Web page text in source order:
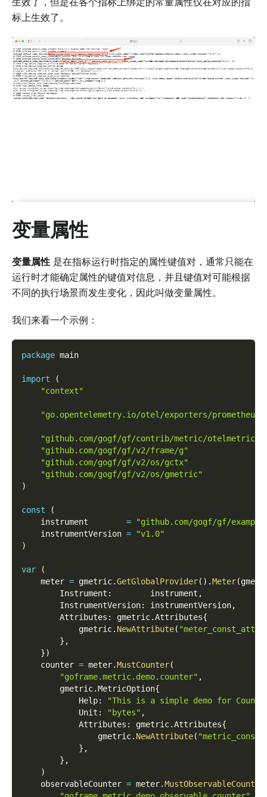
标上生效了。
变量属性
变量属性 是在指标运行时指定的属性键值对，通常只能在
运行时才能确定属性的键值对信息，并且键值对可能根据
不同的执行场景而发生变化，因此叫做变量属性。
我们来看一个示例：
package main
import
(
"context"
"go.opentelemetry.io/otel/exporters/prometheus"
"github.com/gogf/gf/contrib/metric/otelmetric/
"github.com/gogf/gf/v2/frame/g"
"github.com/gogf/gf/v2/os/gctx"
"github.com/gogf/gf/v2/os/gmetric"
)
const
(
    instrument
=
"github.com/gogf/gf/
    instrumentVersion
=
"v1.0"
)
var
(
    meter
= gmetric.GetGlobalProvider( ) .Meter(
        Instrument
:
        instrument
,
        InstrumentVersion
: instrumentVersion,
        Attributes
: gmetric.Attributes{
            gmetric
. NewAttribute(
} ,
})
    counter
= meter.MustCounter(
"goframe.metric.demo.counter" ,
        gmetric
.MetricOption{
            Help
:
"This is a simple demo for
            Unit
: "bytes" ,
            Attributes
: gmetric.Attributes{
                gmetric
. NewAttribute(
} ,
} ,
)
    observableCounter
= meter.MustObservableCounter